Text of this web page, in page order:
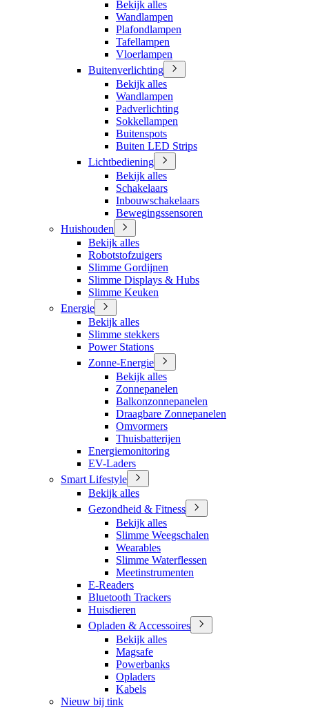
Bekijk alles
Wandlampen
Plafondlampen
Tafellampen
Vloerlampen
Buitenverlichting
Bekijk alles
Wandlampen
Padverlichting
Sokkellampen
Buitenspots
Buiten LED Strips
Lichtbediening
Bekijk alles
Schakelaars
Inbouwschakelaars
Bewegingssensoren
Huishouden
Bekijk alles
Robotstofzuigers
Slimme Gordijnen
Slimme Displays & Hubs
Slimme Keuken
Energie
Bekijk alles
Slimme stekkers
Power Stations
Zonne-Energie
Bekijk alles
Zonnepanelen
Balkonzonnepanelen
Draagbare Zonnepanelen
Omvormers
Thuisbatterijen
Energiemonitoring
EV-Laders
Smart Lifestyle
Bekijk alles
Gezondheid & Fitness
Bekijk alles
Slimme Weegschalen
Wearables
Slimme Waterflessen
Meetinstrumenten
E-Readers
Bluetooth Trackers
Huisdieren
Opladen & Accessoires
Bekijk alles
Magsafe
Powerbanks
Opladers
Kabels
Nieuw bij tink